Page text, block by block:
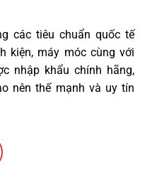
các tiêu chuẩn quốc tế
kiện, máy móc cùng với
nhập khẩu chính hãng,
nên thế mạnh và uy tín